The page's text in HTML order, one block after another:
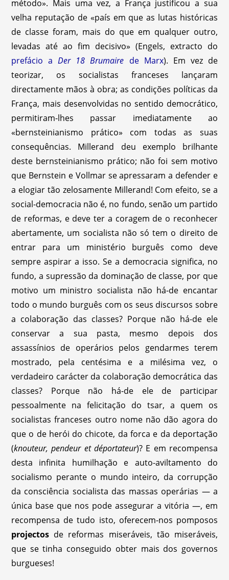
método». Mais uma vez, a França justificou a sua
velha reputação de «país em que as lutas históricas
de classe foram, mais do que em qualquer outro,
levadas até ao fim decisivo» (Engels, extracto do
prefácio aDer 18 Brumaire de Marx). Em vez de
teorizar, os socialistas franceses lançaram
directamente mãos à obra; as condições políticas da
França, mais desenvolvidas no sentido democrático,
permitiram-lhes passar imediatamente ao
«bernsteinianismo prático» com todas as suas
consequências. Millerand deu exemplo brilhante
deste bernsteinianismo prático; não foi sem motivo
que Bernstein e Vollmar se apressaram a defender e
a elogiar tão zelosamente Millerand! Com efeito, se a
social-democracia não é, no fundo, senão um partido
de reformas, e deve ter a coragem de o reconhecer
abertamente, um socialista não só tem o direito de
entrar para um ministério burguês como deve
sempre aspirar a isso. Se a democracia significa, no
fundo, a supressão da dominação de classe, por que
motivo um ministro socialista não há-de encantar
todo o mundo burguês com os seus discursos sobre
a colaboração das classes? Porque não há-de ele
conservar a sua pasta, mesmo depois dos
assassínios de operários pelos gendarmes terem
mostrado, pela centésima e a milésima vez, o
verdadeiro carácter da colaboração democrática das
classes? Porque não há-de ele de participar
pessoalmente na felicitação do tsar, a quem os
socialistas franceses outro nome não dão agora do
que o de herói do chicote, da forca e da deportação
(knouteur, pendeur et déportateur)? E em recompensa
desta infinita humilhação e auto-aviltamento do
socialismo perante o mundo inteiro, da corrupção
da consciência socialista das massas operárias — a
única base que nos pode assegurar a vitória —, em
recompensa de tudo isto, oferecem-nos pomposos
projectos de reformas miseráveis, tão miseráveis,
que se tinha conseguido obter mais dos governos
burgueses!